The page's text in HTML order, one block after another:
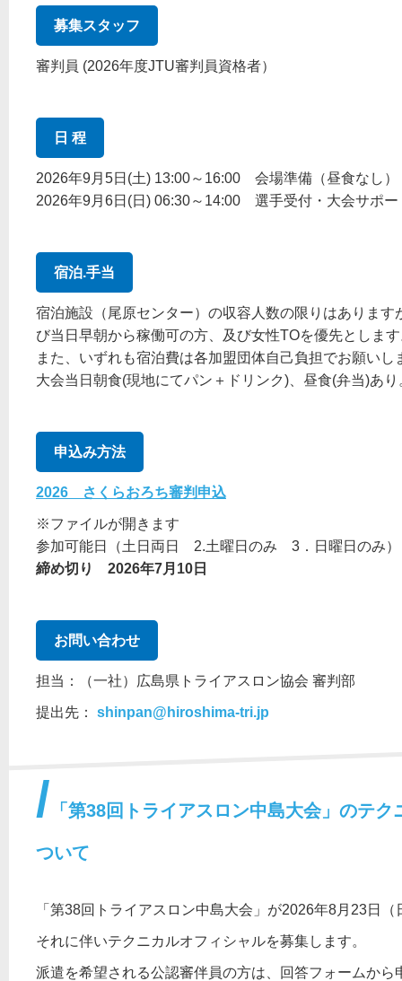
募集スタッフ
審判員 (2026年度JTU審判員資格者）
日 程
2026年9月5日(土) 13:00～16:00 会場準備（昼食なし）
2026年9月6日(日) 06:30～14:00 選手受付・大会サポー
宿泊.手当
宿泊施設（尾原センター）の収容人数の限りはありま
び当日早朝から稼働可の方、及び女性TOを優先としま
また、いずれも宿泊費は各加盟団体自己負担でお願いし
大会当日朝食(現地にてパン＋ドリンク)、昼食(弁当)あ
申込み方法
2026 さくらおろち審判申込
※ファイルが開きます
参加可能日（土日両日 2.土曜日のみ 3．日曜日のみ）
締め切り 2026年7月10日
お問い合わせ
担当：（一社）広島県トライアスロン協会 審判部
提出先： shinpan@hiroshima-tri.jp
「第38回トライアスロン中島大会」のテ
ついて
「第38回トライアスロン中島大会」が2026年8月23日
それに伴いテクニカルオフィシャルを募集します。
派遣を希望される公認審伴員の方は、回答フォームから